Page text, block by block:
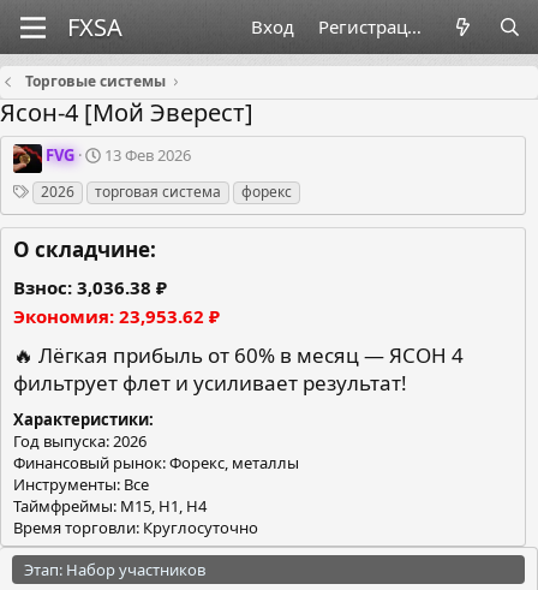
Вход Регистрация
Торговые системы
Ясон-4 [Мой Эверест]
О
г
а
н
и
з
т
о
FVG
Д
т
а
с
о
з
а
н
я
13 Фев 2026
Теги
2026 торговая система форекс
О складчине:
Взнос 3,036.38 ₽
Экономия 23,953.62 ₽
🔥 Лёгкая прибыль от 60% в месяц — ЯСОН 4
фильтрует флет и усиливает результат!
Характеристики
Год выпуска: 2026
Финансовый рынок: Форекс, металлы
Инструменты: Все
Таймфреймы: М15, Н1, H4
Время торговли: Круглосуточно
Этап: Набор участников